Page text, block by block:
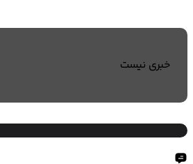
خبری نیست